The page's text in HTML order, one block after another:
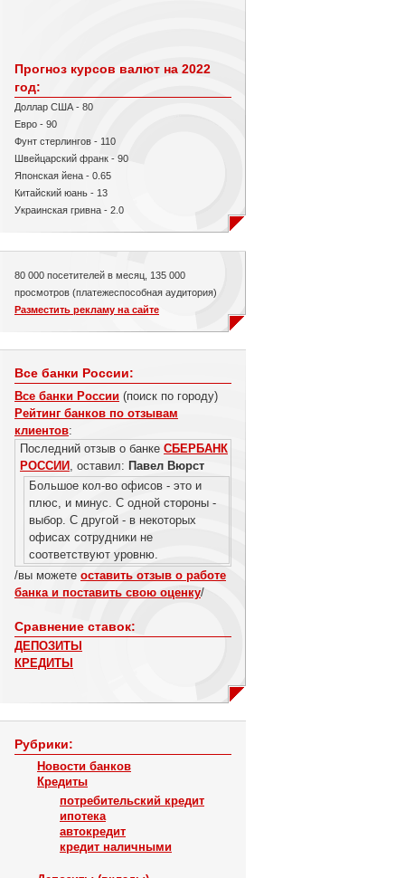
Прогноз курсов валют на 2022
год:
Доллар США - 80
Евро - 90
Фунт стерлингов - 110
Швейцарский франк - 90
Японская йена - 0.65
Китайский юань - 13
Украинская гривна - 2.0
80 000 посетителей в месяц, 135 000
просмотров (платежеспособная аудитория)
Разместить рекламу на сайте
Все банки России:
Все банки России (поиск по городу)
Рейтинг банков по отзывам
клиентов:
Последний отзыв о банке СБЕРБАНК
РОССИИ , оставил: Павел Вюрст
Большое кол-во офисов - это и
плюс, и минус. С одной стороны -
выбор. С другой - в некоторых
офисах сотрудники не
соответствуют уровню.
/вы можете оставить отзыв о работе
банка и поставить свою оценку/
Сравнение ставок:
ДЕПОЗИТЫ
КРЕДИТЫ
Рубрики:
Новости банков
Кредиты
потребительский кредит
ипотека
автокредит
кредит наличными